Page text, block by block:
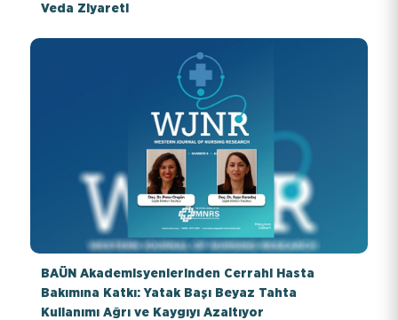
Veda Ziyareti
BAÜN Akademisyenlerinden Cerrahi Hasta
Bakımına Katkı: Yatak Başı Beyaz Tahta
Kullanımı Ağrı ve Kaygıyı Azaltıyor